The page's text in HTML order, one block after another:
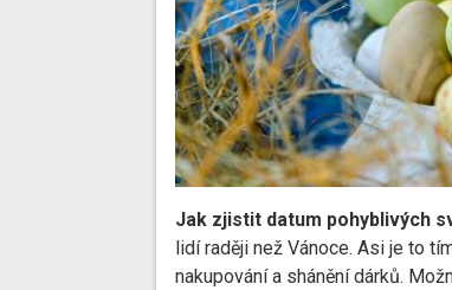
Jak zjistit datum pohyblivých
lidí raději než Vánoce. Asi je to
nakupování a shánění dárků.